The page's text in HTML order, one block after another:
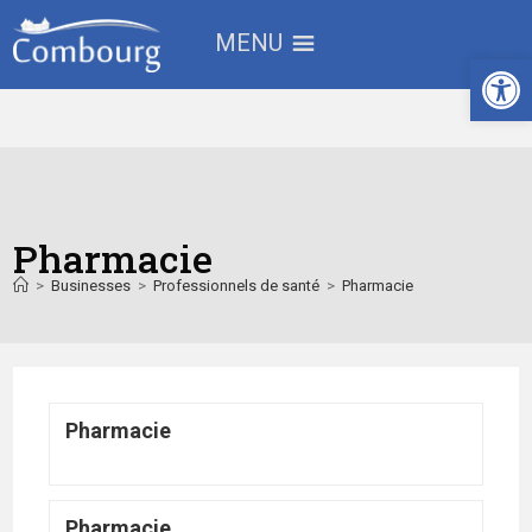
MENU
Pharmacie
> Businesses > Professionnels de santé > Pharmacie
Pharmacie